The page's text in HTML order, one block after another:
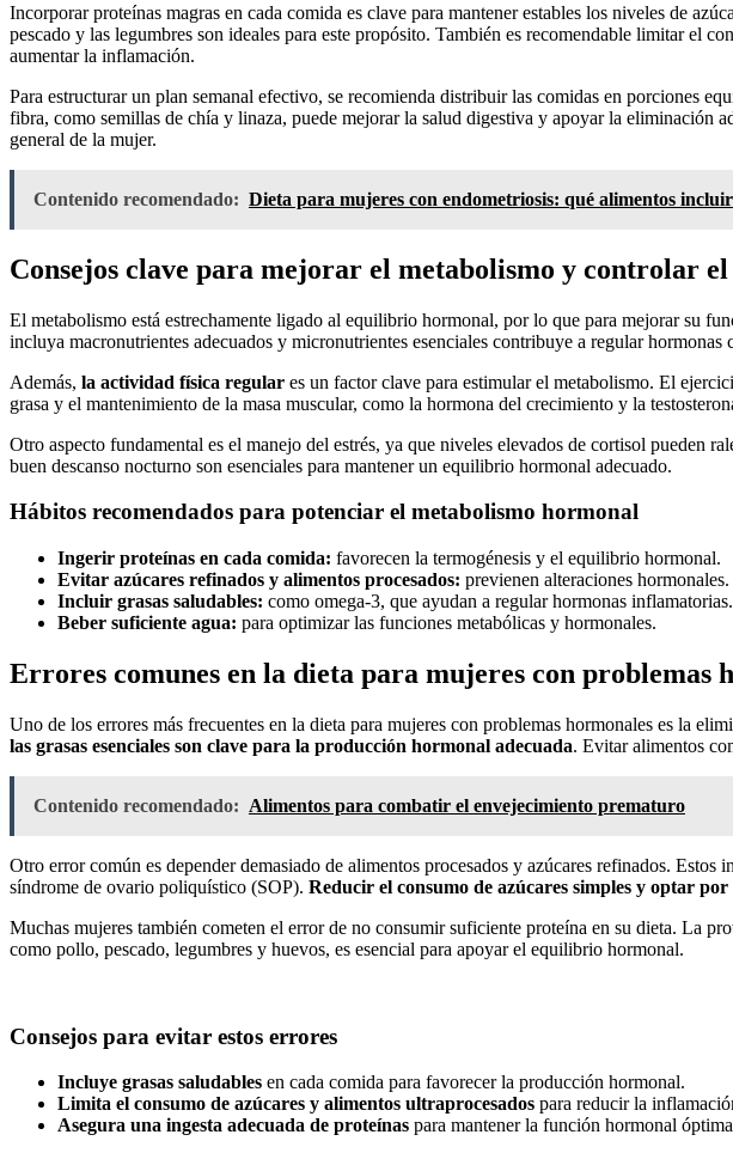
Incorporar proteínas magras en cada comida es clave para mantener estables los niveles de
pescado y las legumbres son ideales para este propósito. También es recomendable limitar el
aumentar la inflamación.
Para estructurar un plan semanal efectivo, se recomienda distribuir las comidas en porciones
fibra, como semillas de chía y linaza, puede mejorar la salud digestiva y apoyar la eliminación
general de la mujer.
Contenido recomendado: Dieta para mujeres con endometriosis: qué alimentos incluir
Consejos clave para mejorar el metabolismo y controlar
El metabolismo está estrechamente ligado al equilibrio hormonal, por lo que para mejorar su
incluya macronutrientes adecuados y micronutrientes esenciales contribuye a regular
Además, la actividad física regular es un factor clave para estimular el metabolismo. El
grasa y el mantenimiento de la masa muscular, como la hormona del crecimiento y la
Otro aspecto fundamental es el manejo del estrés, ya que niveles elevados de cortisol pueden
buen descanso nocturno son esenciales para mantener un equilibrio hormonal adecuado.
Hábitos recomendados para potenciar el metabolismo hormonal
Ingerir proteínas en cada comida: favorecen la termogénesis y el equilibrio hormonal.
Evitar azúcares refinados y alimentos procesados: previenen alteraciones hormonales.
Incluir grasas saludables: como omega-3, que ayudan a regular hormonas inflamatorias.
Beber suficiente agua: para optimizar las funciones metabólicas y hormonales.
Errores comunes en la dieta para mujeres con problemas
Uno de los errores más frecuentes en la dieta para mujeres con problemas hormonales es la
las grasas esenciales son clave para la producción hormonal adecuada. Evitar alimentos
Contenido recomendado: Alimentos para combatir el envejecimiento prematuro
Otro error común es depender demasiado de alimentos procesados y azúcares refinados.
síndrome de ovario poliquístico (SOP). Reducir el consumo de azúcares simples y optar
Muchas mujeres también cometen el error de no consumir suficiente proteína en su dieta. La
como pollo, pescado, legumbres y huevos, es esencial para apoyar el equilibrio hormonal.
Consejos para evitar estos errores
Incluye grasas saludables en cada comida para favorecer la producción hormonal.
Limita el consumo de azúcares y alimentos ultraprocesados para reducir la
Asegura una ingesta adecuada de proteínas para mantener la función hormonal